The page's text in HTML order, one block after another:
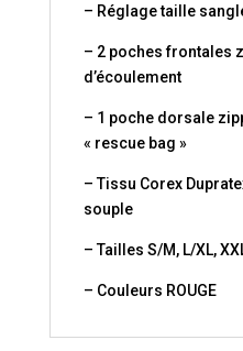
– Réglage taille
– 2 poches frontales
d’écoulement
– 1 poche dorsale
« rescue bag »
– Tissu Corex
souple
– Tailles S/M, L/XL,
– Couleurs ROUGE